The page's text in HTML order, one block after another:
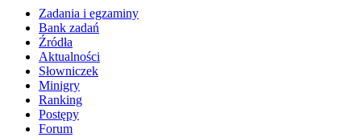
Zadania i egzaminy
Bank zadań
Źródła
Aktualności
Słowniczek
Minigry
Ranking
Postępy
Forum